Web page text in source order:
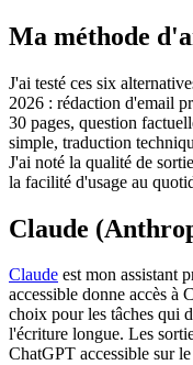
Ma méthode
J'ai testé ces six
2026 : rédaction d'email
30 pages, question
simple, traduction
J'ai noté la qualité de
la facilité d'usage au
Claude
Claude est mon assistant
accessible donne accès à
choix pour les tâches qui
l'écriture longue. Les
ChatGPT accessible sur